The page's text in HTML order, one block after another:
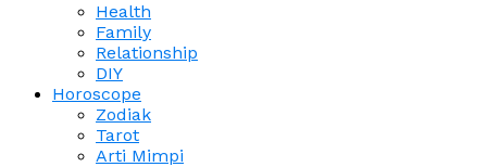
Health
Family
Relationship
DIY
Horoscope
Zodiak
Tarot
Arti Mimpi